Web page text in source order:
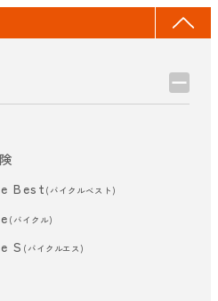
Best (バイクルベスト)
(バイクル)
S (バイクルエス)